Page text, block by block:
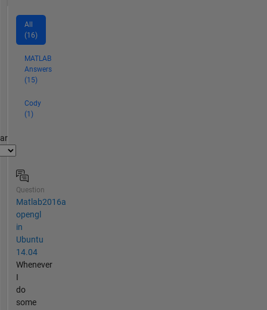
All
(16)
MATLAB
Answers
(15)
Cody
(1)
Question
Matlab2016a
opengl
in
Ubuntu
14.04
Whenever
I
do
some